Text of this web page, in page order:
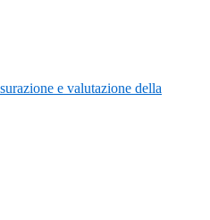
e valutazione della